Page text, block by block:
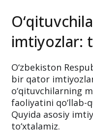
imtiyozlar:
O‘zbekiston
bir qator imtiyozlar
o‘qituvchilarning